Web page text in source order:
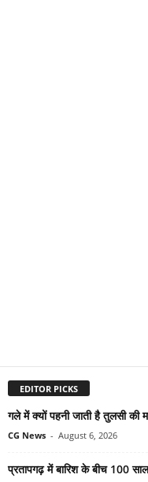
EDITOR PICKS
गले में क्यों पहनी जाती है तुलसी की
CG News - August 6, 2026
प्रतापगढ़ में बारिश के बीच 100